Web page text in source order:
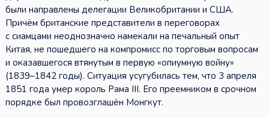
были направлены делегации Великобритании и США.
Причём британские представители в переговорах
с сиамцами неоднозначно намекали на печальный опыт
Китая, не пошедшего на компромисс по торговым вопросам
и оказавшегося втянутым в первую «опиумную войну»
(1839–1842 годы). Ситуация усугубилась тем, что 3 апреля
1851 года умер король Рама III. Его преемником в срочном
порядке был провозглашён Монгкут.